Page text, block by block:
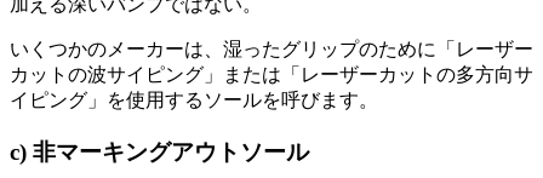
いくつかのメーカーは、湿ったグリップのために「レーザー
カットの波サイピング」または「レーザーカットの多方向サ
イピング」を使用するソールを呼びます。
c) 非マーキングアウトソール